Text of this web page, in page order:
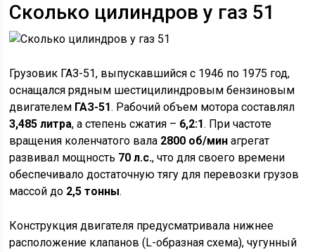
Сколько цилиндров у газ 51
Грузовик ГАЗ-51, выпускавшийся с 1946 по 1975 год,
оснащался рядным шестицилиндровым бензиновым
двигателем ГАЗ-51. Рабочий объем мотора составлял
3,485 литра, а степень сжатия – 6,2:1. При частоте
вращения коленчатого вала 2800 об/мин агрегат
развивал мощность 70 л.с., что для своего времени
обеспечивало достаточную тягу для перевозки грузов
массой до 2,5 тонны.
Конструкция двигателя предусматривала нижнее
расположение клапанов (L-образная схема), чугунный